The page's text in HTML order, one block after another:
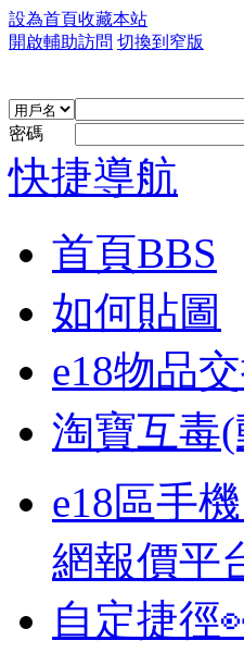
設為首頁收藏本站
開啟輔助訪問 切換到窄版
密碼
快捷導航
首頁BBS
如何貼圖
e18物品
淘寶互毒
e18區手
網報價平
自定捷徑